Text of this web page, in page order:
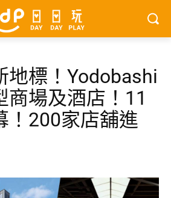
地標！Yodobashi
商場及酒店！11
！200家店舖進